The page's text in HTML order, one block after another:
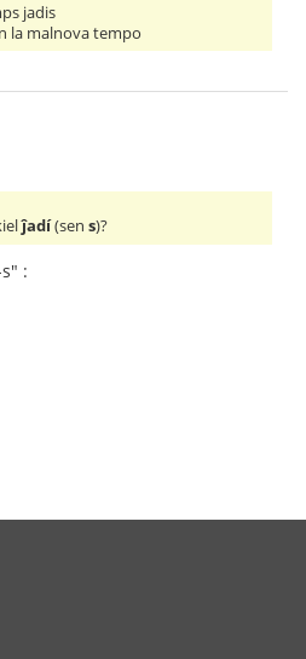
jadis
la malnova tempo
ĵadí(sens)?
: